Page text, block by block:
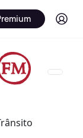
Log in